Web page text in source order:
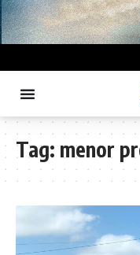
Tag: menor